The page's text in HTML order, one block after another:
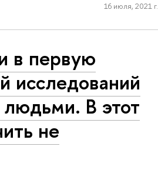
16 июля, 2021 г.
в первую
исследований
В этот
не